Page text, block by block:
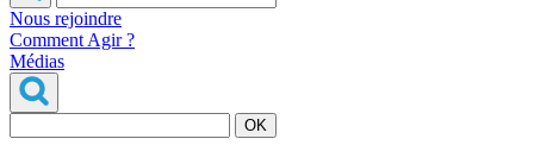
Nous rejoindre
Comment Agir ?
Médias
OK